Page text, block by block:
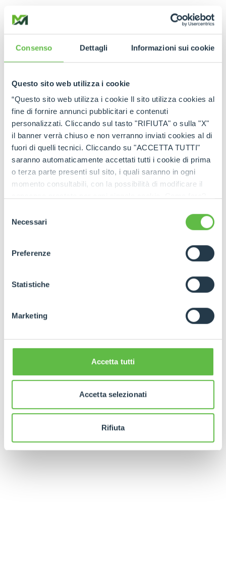
Consenso Dettagli Informazioni sui cookie
Questo sito web utilizza i cookie
“Questo sito web utilizza i cookie Il sito utilizza cookies al
fine di fornire annunci pubblicitari e contenuti
personalizzati. Cliccando sul tasto "RIFIUTA" o sulla "X"
il banner verrà chiuso e non verranno inviati cookies al di
fuori di quelli tecnici. Cliccando su "ACCETTA TUTTI"
saranno automaticamente accettati tutti i cookie di prima
o terza parte presenti sul sito, i quali saranno in ogni
momento consultabili, con la possibilità di modificare il
ogni pagina, selezionare "Modifichi il suo consenso" e
dell'informativa completa nel footer presente in ogni
pagina. Per esercitare i diritti riconosciuti all'interessato ai
GDPR abbiamo predisposto una
apposita procedura.
delNecessari
Preferenze
Statistiche
Marketing
Accetta tutti
Accetta selezionati
Rifiuta